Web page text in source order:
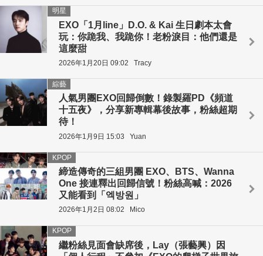
EXO「1月line」D.O. & Kai 生日劇本太會
玩：你跪我、我跪你！老粉淚目：他們還是
這麼甜
明星
2026年1月20日 09:02 Tracy
人氣男團EXO回歸倒數！錄製羅PD《頻道
十五夜》，分享新專輯幕後故事，粉絲超期
待！
綜藝
2026年1月9日 15:03 Yuan
締造傳奇的三組男團 EXO、BTS、Wanna
One 接連釋出回歸信號！粉絲高喊：2026
又能看到「엑방원」
KPOP
2026年1月2日 08:02 Mico
繼粉絲見面會缺席後，Lay（張藝興）因
KPOP